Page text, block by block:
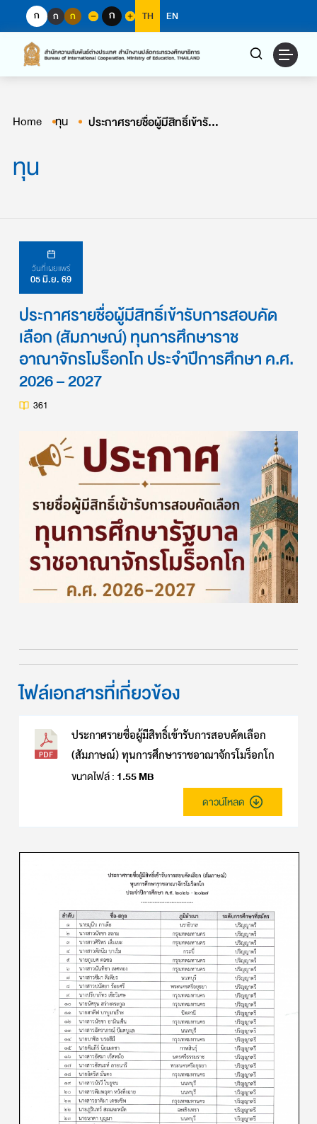
content
ก ก ก ก TH EN
Home ทุน ประกาศรายชื่อผู้มีสิทธิ์เข้ารับการสอบคัดเลือก (สัมภาษณ์) ทุนการศึกษาราชอาณาจักรโมร็อกโก ประจำปีการศึกษา ค.ศ. 2026 – 2027
ทุน
วันที่เผยแพร่
05 มิ.ย. 69
ประกาศรายชื่อผู้มีสิทธิ์เข้ารับการสอบคัด
เลือก (สัมภาษณ์) ทุนการศึกษาราช
อาณาจักรโมร็อกโก ประจำปีการศึกษา ค.ศ.
2026 – 2027
361
ไฟล์เอกสารที่เกี่ยวข้อง
ประกาศรายชื่อผู้มีสิทธิ์เข้ารับการสอบคัดเลือก
(สัมภาษณ์) ทุนการศึกษาราชอาณาจักรโมร็อกโก
ขนาดไฟล์ : 1.55 MB
ดาวน์โหลด